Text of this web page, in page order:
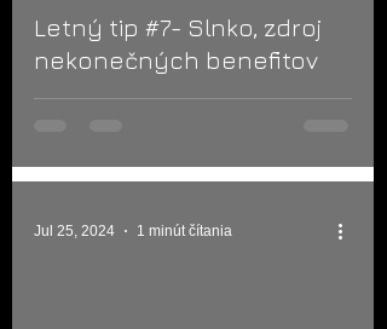
Letný tip #7- Slnko, zdroj
nekonečných benefitov
Jul 25, 2024 1 minút čítania